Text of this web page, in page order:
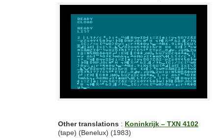
Other translations : Koninkrijk – TXN 4102
(tape) (Benelux) (1983)